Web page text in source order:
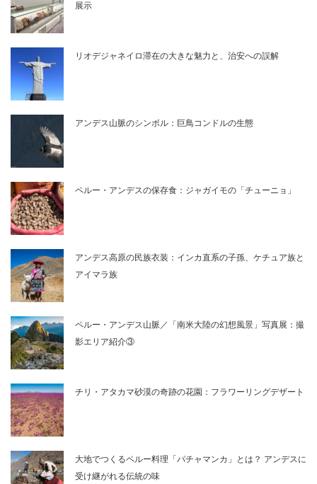
展示
リオデジャネイロ滞在の大きな魅力と、治安への誤解
アンデス山脈のシンボル：巨鳥コンドルの生態
ペルー・アンデスの保存食：ジャガイモの「チューニョ」
アンデス高原の民族衣装：インカ直系の子孫、ケチュア族と
アイマラ族
ペルー・アンデス山脈／「南米大陸の幻想風景」写真展：撮
影エリア紹介③
チリ・アタカマ砂漠の奇跡の花園：フラワーリングデザート
大地でつくるペルー料理「パチャマンカ」とは？ アンデスに
受け継がれる伝統の味